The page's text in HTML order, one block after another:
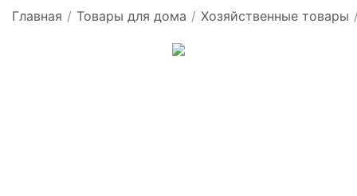
Главная / Товары для дома / Хозяйственные товары